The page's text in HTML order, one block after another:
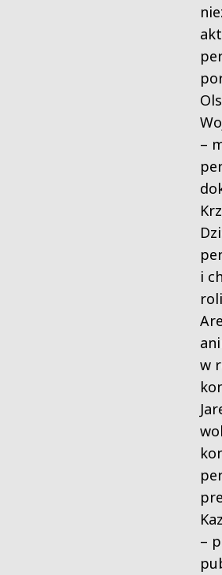
–
i
w
–